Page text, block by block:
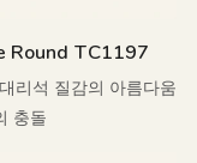
Round TC1197
리석 질감의 아름다움
충돌